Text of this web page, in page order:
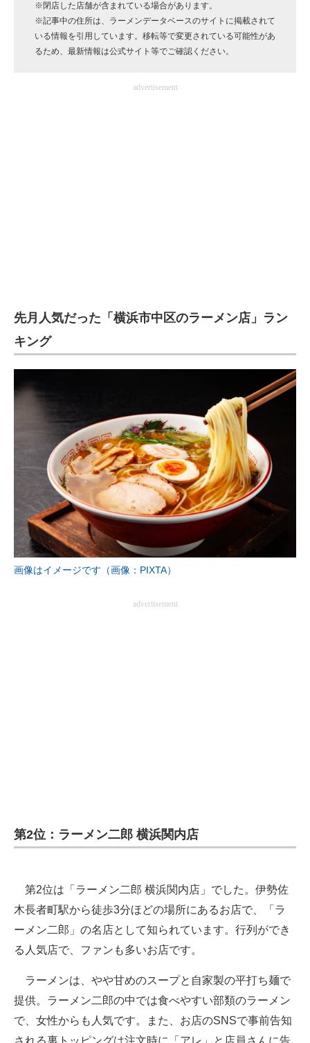
企業ITのトレンドを詳説
経営リーダーのコミュニティ
建設×テクノロジーの最前線
ちょっと気になるネットの話題
※閉店した店舗が含まれている場合があります。
※記事中の住所は、ラーメンデータベースのサイトに掲載されて
いる情報を引用しています。移転等で変更されている可能性があ
るため、最新情報は公式サイト等でご確認ください。
advertisement
先月人気だった「横浜市中区のラーメン店」ラン
キング
画像はイメージです（画像：PIXTA）
advertisement
第2位：ラーメン二郎 横浜関内店
第2位は「ラーメン二郎 横浜関内店」でした。伊勢佐
木長者町駅から徒歩3分ほどの場所にあるお店で、「ラ
ーメン二郎」の名店として知られています。行列ができ
る人気店で、ファンも多いお店です。
ラーメンは、やや甘めのスープと自家製の平打ち麺で
提供。ラーメン二郎の中では食べやすい部類のラーメン
で、女性からも人気です。また、お店のSNSで事前告知